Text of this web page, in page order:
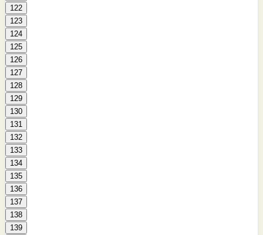
122
123
124
125
126
127
128
129
130
131
132
133
134
135
136
137
138
139